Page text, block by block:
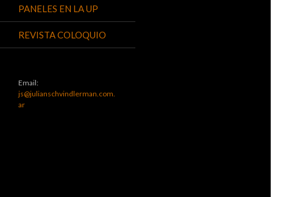
PANELES EN LA UP
REVISTA COLOQUIO
Email:
js@julianschvindlerman.com.
ar